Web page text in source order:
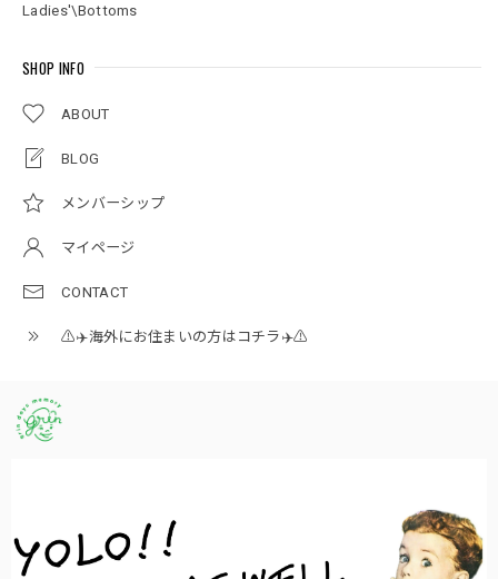
Ladies'\Bottoms
SHOP INFO
ABOUT
BLOG
メンバーシップ
マイページ
CONTACT
⚠️✈️海外にお住まいの方はコチラ✈️⚠️